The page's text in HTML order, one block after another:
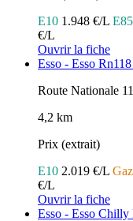
E10 1.948 €/L E85
€/L
Ouvrir la fiche
Esso - Esso
Route Nationale
4,2 km
Prix (extrait)
E10 2.019 €/L
€/L
Ouvrir la fiche
Esso - Esso